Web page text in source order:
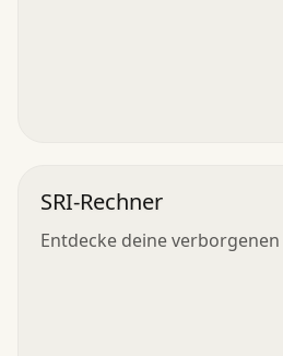
SRI-Rechner
Entdecke deine